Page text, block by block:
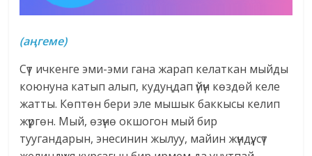
(аңгеме)
Сүт ичкенге эми-эми гана жарап келаткан мыйды
коюнуна катып алып, кудуңдап үйүн көздөй келе
жатты. Көптөн бери эле мышык баккысы келип
жүргөн. Мый, өзүнө окшогон мый бир
туугандарын, энесинин жылуу, майин жүндүү, сүт